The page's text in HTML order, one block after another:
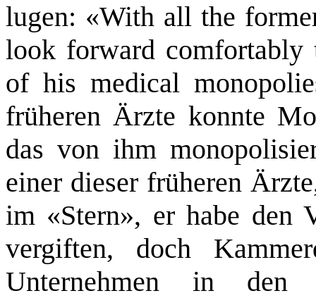
lugen: «With all the
look forward comfortably
of his medical
früheren Ärzte konnte
das von ihm
einer dieser früheren
im «Stern», er habe den
vergiften, doch
Unternehmen in den